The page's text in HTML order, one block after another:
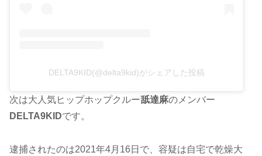
DELTA9KID(@delta9kid)がシェアした投稿
次は大人気ヒップホップクルー舐達麻のメンバー
DELTA9KIDです。
逮捕されたのは2021年4月16日で、容疑は自宅で乾燥大